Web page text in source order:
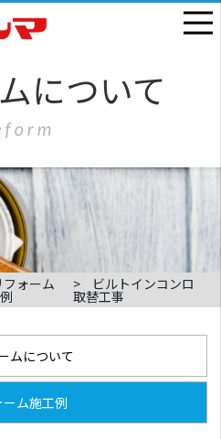
フォーム ビルトインコンロ
取替工事
ムについて
ーム施工例